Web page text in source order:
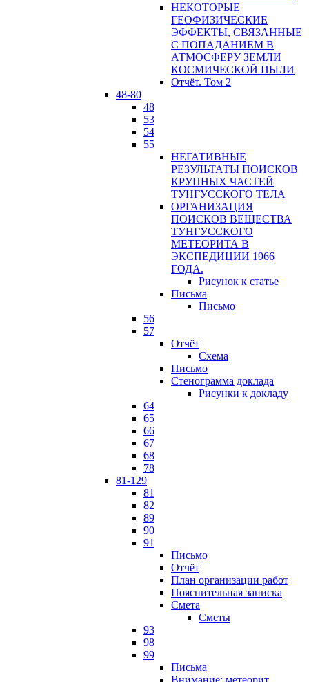
НЕКОТОРЫЕ
ГЕОФИЗИЧЕСКИЕ
ЭФФЕКТЫ, СВЯЗАННЫЕ
С ПОПАДАНИЕМ В
АТМОСФЕРУ ЗЕМЛИ
КОСМИЧЕСКОЙ ПЫЛИ
Отчёт. Том 2
48-80
48
53
54
55
НЕГАТИВНЫЕ
РЕЗУЛЬТАТЫ ПОИСКОВ
КРУПНЫХ ЧАСТЕЙ
ТУНГУССКОГО ТЕЛА
ОРГАНИЗАЦИЯ
ПОИСКОВ ВЕЩЕСТВА
ТУНГУССКОГО
МЕТЕОРИТА В
ЭКСПЕДИЦИИ 1966
ГОДА.
Рисунок к статье
Письма
Письмо
56
57
Отчёт
Схема
Письмо
Стенограмма доклада
Рисунки к докладу
64
65
66
67
68
78
81-129
81
82
89
90
91
Письмо
Отчёт
План организации работ
Пояснительная записка
Смета
Сметы
93
98
99
Письма
Внимание: метеорит